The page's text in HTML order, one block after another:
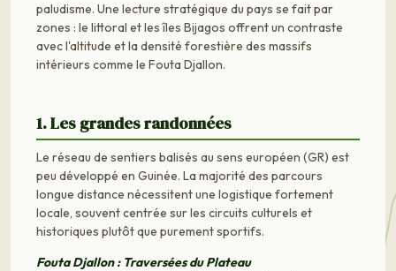
paludisme. Une lecture stratégique du pays se fait par
zones : le littoral et les îles Bijagos offrent un contraste
avec l'altitude et la densité forestière des massifs
intérieurs comme le Fouta Djallon.
1. Les grandes randonnées
Le réseau de sentiers balisés au sens européen (GR) est
peu développé en Guinée. La majorité des parcours
longue distance nécessitent une logistique fortement
locale, souvent centrée sur les circuits culturels et
historiques plutôt que purement sportifs.
Fouta Djallon : Traversées du Plateau